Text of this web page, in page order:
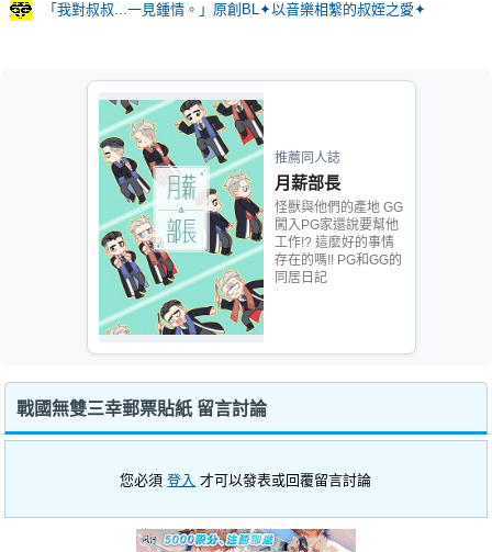
「我對叔叔...一見鍾情。」原創BL✦以音樂相繫的叔姪之愛✦
推薦同人誌
月薪部長
怪獸與他們的產地 GG
闖入PG家還說要幫他
工作!? 這麼好的事情
存在的嗎!! PG和GG的
同居日記
戰國無雙三幸郵票貼紙 留言討論
您必須登入 才可以發表或回覆留言討論